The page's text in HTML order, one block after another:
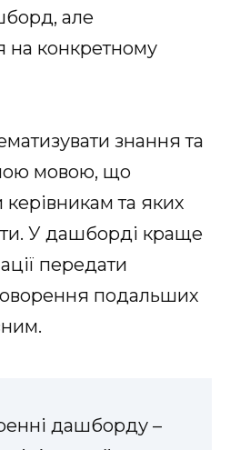
але
на конкретному
знання та
мовою, що
та яких
У дашборді краще
передати
подальших
дашборду –